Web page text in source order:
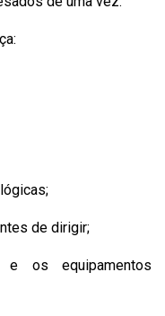
de dirigir;
os equipamentos